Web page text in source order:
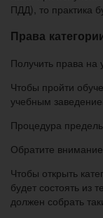
ПДД), то практика
Права
Получить права
Чтобы пройти
учебным
Процедура
Обратите
Чтобы открыть
будет состоять из
должен собрать